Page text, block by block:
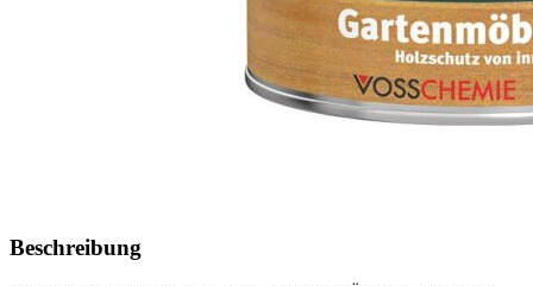
Beschreibung